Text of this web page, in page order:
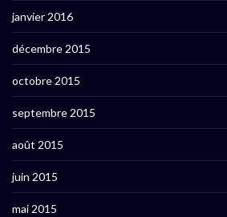
janvier 2016
décembre 2015
octobre 2015
septembre 2015
août 2015
juin 2015
mai 2015